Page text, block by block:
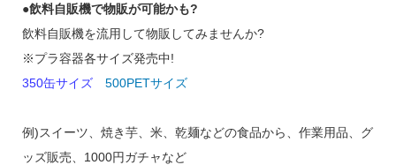
●飲料自販機で物販が可能かも?
飲料自販機を流用して物販してみませんか?
※プラ容器各サイズ発売中!
350缶サイズ
500PETサイズ
例)スイーツ、焼き芋、米、乾麺などの食品から、作業用品、グ
ッズ販売、1000円ガチャなど